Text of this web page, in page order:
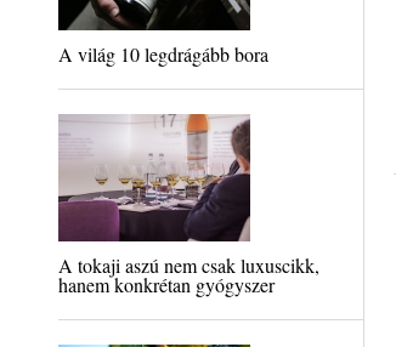
A világ 10 legdrágább bora
A tokaji aszú nem csak luxuscikk,
hanem konkrétan gyógyszer